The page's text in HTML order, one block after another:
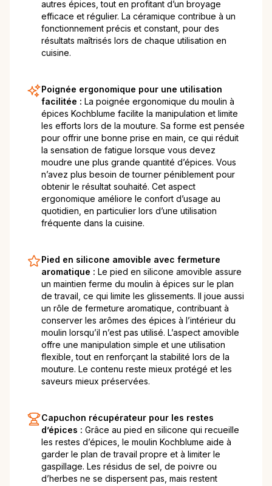
autres épices, tout en profitant d’un broyage
efficace et régulier. La céramique contribue à un
fonctionnement précis et constant, pour des
résultats maîtrisés lors de chaque utilisation en
cuisine.
Poignée ergonomique pour une utilisation
facilitée : La poignée ergonomique du moulin à
épices Kochblume facilite la manipulation et limite
les efforts lors de la mouture. Sa forme est pensée
pour offrir une bonne prise en main, ce qui réduit
la sensation de fatigue lorsque vous devez
moudre une plus grande quantité d’épices. Vous
n’avez plus besoin de tourner péniblement pour
obtenir le résultat souhaité. Cet aspect
ergonomique améliore le confort d’usage au
quotidien, en particulier lors d’une utilisation
fréquente dans la cuisine.
Pied en silicone amovible avec fermeture
aromatique : Le pied en silicone amovible assure
un maintien ferme du moulin à épices sur le plan
de travail, ce qui limite les glissements. Il joue aussi
un rôle de fermeture aromatique, contribuant à
conserver les arômes des épices à l’intérieur du
moulin lorsqu’il n’est pas utilisé. L’aspect amovible
offre une manipulation simple et une utilisation
flexible, tout en renforçant la stabilité lors de la
mouture. Le contenu reste mieux protégé et les
saveurs mieux préservées.
Capuchon récupérateur pour les restes
d’épices : Grâce au pied en silicone qui recueille
les restes d’épices, le moulin Kochblume aide à
garder le plan de travail propre et à limiter le
gaspillage. Les résidus de sel, de poivre ou
d’herbes ne se dispersent pas, mais restent